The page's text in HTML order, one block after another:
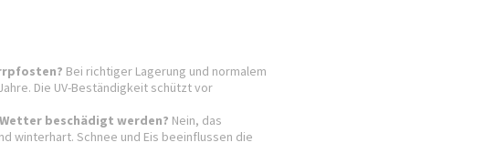
Bei richtiger Lagerung und normalem
Die UV-Beständigkeit schützt vor
beschädigt werden? Nein, das
winterhart. Schnee und Eis beeinflussen die